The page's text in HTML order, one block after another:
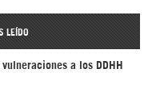
LEÍDO
a los DDHH